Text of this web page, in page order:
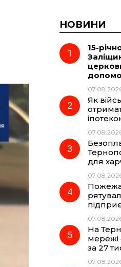
НОВИНИ
15-
Як
для
Пожежа
На
за 27